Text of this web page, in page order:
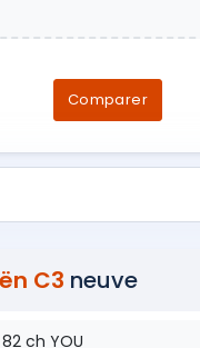
Comparer
C3 neuve
ch YOU